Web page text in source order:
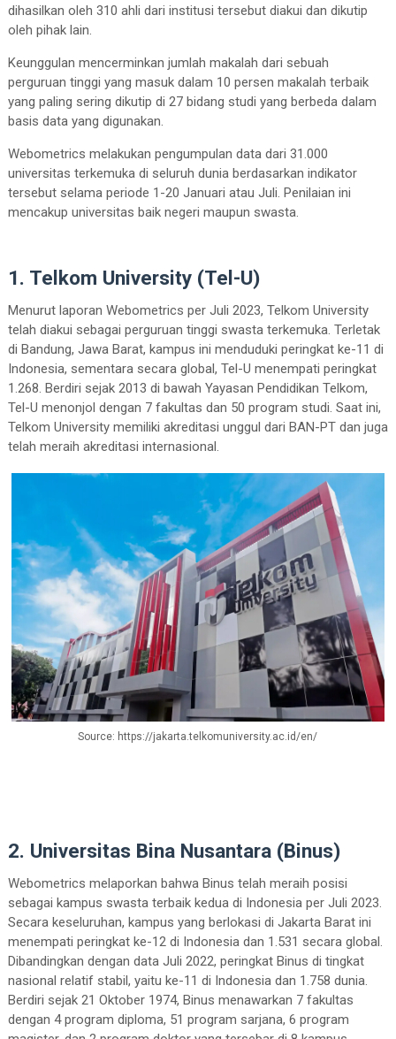
dihasilkan oleh 310 ahli dari institusi tersebut diakui dan dikutip
oleh pihak lain.
Keunggulan mencerminkan jumlah makalah dari sebuah
perguruan tinggi yang masuk dalam 10 persen makalah terbaik
yang paling sering dikutip di 27 bidang studi yang berbeda dalam
basis data yang digunakan.
Webometrics melakukan pengumpulan data dari 31.000
universitas terkemuka di seluruh dunia berdasarkan indikator
tersebut selama periode 1-20 Januari atau Juli. Penilaian ini
mencakup universitas baik negeri maupun swasta.
1. Telkom University (Tel-U)
Menurut laporan Webometrics per Juli 2023, Telkom University
telah diakui sebagai perguruan tinggi swasta terkemuka. Terletak
di Bandung, Jawa Barat, kampus ini menduduki peringkat ke-11 di
Indonesia, sementara secara global, Tel-U menempati peringkat
1.268. Berdiri sejak 2013 di bawah Yayasan Pendidikan Telkom,
Tel-U menonjol dengan 7 fakultas dan 50 program studi. Saat ini,
Telkom University memiliki akreditasi unggul dari BAN-PT dan juga
telah meraih akreditasi internasional.
Source: https://jakarta.telkomuniversity.ac.id/en/
2. Universitas Bina Nusantara (Binus)
Webometrics melaporkan bahwa Binus telah meraih posisi
sebagai kampus swasta terbaik kedua di Indonesia per Juli 2023.
Secara keseluruhan, kampus yang berlokasi di Jakarta Barat ini
menempati peringkat ke-12 di Indonesia dan 1.531 secara global.
Dibandingkan dengan data Juli 2022, peringkat Binus di tingkat
nasional relatif stabil, yaitu ke-11 di Indonesia dan 1.758 dunia.
Berdiri sejak 21 Oktober 1974, Binus menawarkan 7 fakultas
dengan 4 program diploma, 51 program sarjana, 6 program